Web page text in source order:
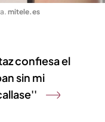
. mitele.es
confiesa el
sin mi